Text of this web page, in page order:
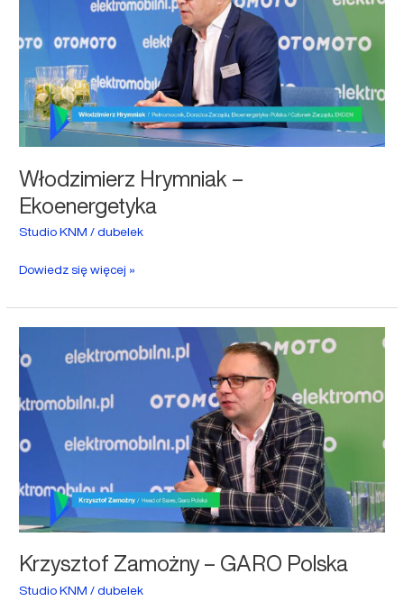
Włodzimierz Hrymniak –
Ekoenergetyka
Studio KNM /dubelek
Ekoenergetyka
Dowiedz się więcej »
Krzysztof Zamożny – GARO Polska
Studio KNM /dubelek
Zamożny
GARO
Polska